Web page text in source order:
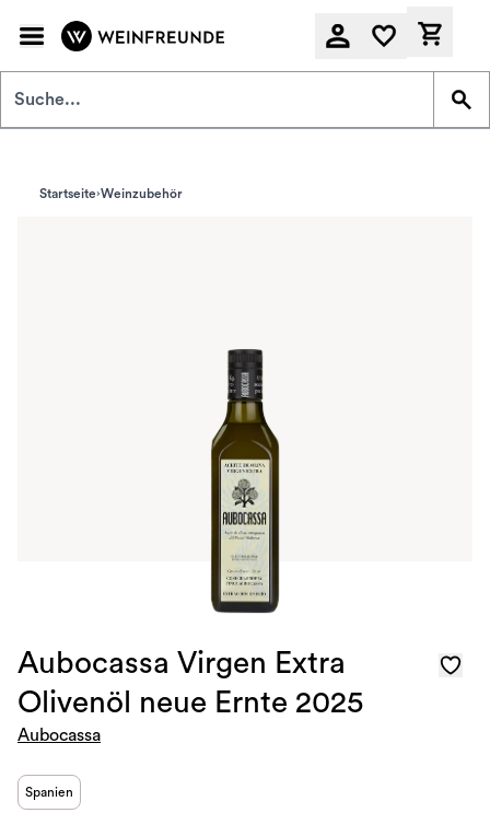
Startseite Weinzubehör
Aubocassa Virgen Extra
Olivenöl neue Ernte 2025
Aubocassa
Spanien